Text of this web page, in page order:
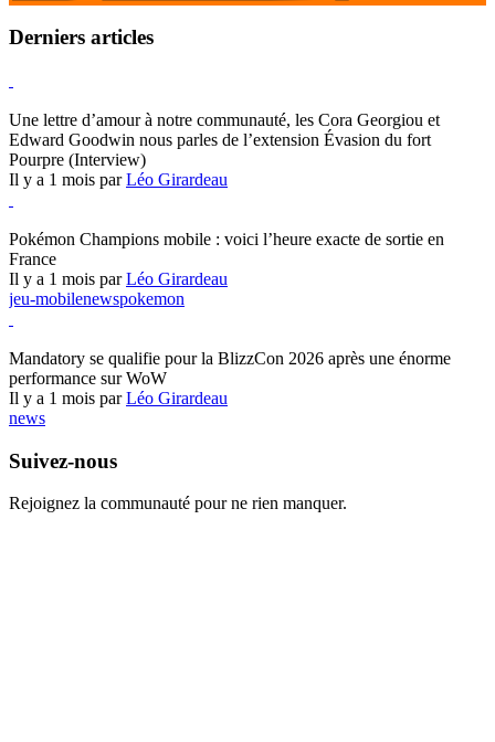
Derniers articles
Une lettre d’amour à notre communauté, les Cora Georgiou et
Edward Goodwin nous parles de l’extension Évasion du fort
Pourpre (Interview)
Il y a 1 mois parLéo Girardeau
Pokémon Champions mobile : voici l’heure exacte de sortie en
France
Il y a 1 mois parLéo Girardeau
jeu-mobilenewspokemon
Mandatory se qualifie pour la BlizzCon 2026 après une énorme
performance sur WoW
Il y a 1 mois parLéo Girardeau
news
Suivez-nous
Rejoignez la communauté pour ne rien manquer.